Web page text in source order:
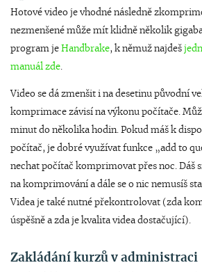
Hotové video je vhodné následně
nezmenšené může mít klidně několik
program je Handbrake, k němuž najdeš
manuál zde.
Video se dá zmenšit i na desetinu původní
komprimace závisí na výkonu počítače.
minut do několika hodin. Pokud máš k
počítač, je dobré využívat funkce „add to
nechat počítač komprimovat přes noc. Dáš
na komprimování a dále se o nic nemusíš
Videa je také nutné překontrolovat (zda
úspěšně a zda je kvalita videa dostačující).
Zakládání kurzů v administraci